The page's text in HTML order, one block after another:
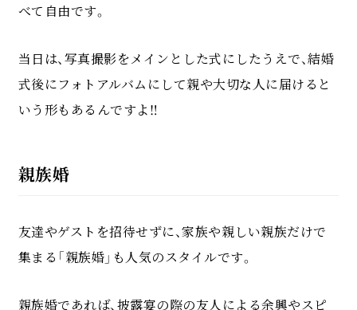
べて自由です。
当日は、写真撮影をメインとした式にしたうえで、結婚
式後にフォトアルバムにして親や大切な人に届けると
いう形もあるんですよ‼
親族婚
友達やゲストを招待せずに、家族や親しい親族だけで
集まる「親族婚」も人気のスタイルです。
親族婚であれば、披露宴の際の友人による余興やスピ